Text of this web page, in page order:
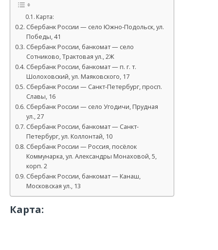
Карта:
Сбербанк России — село Южно-Подольск, ул.
Победы, 41
Сбербанк России, банкомат — село
Сотниково, Трактовая ул., 2Ж
Сбербанк России, банкомат — п. г. т.
Шолоховский, ул. Маяковского, 17
Сбербанк России — Санкт-Петербург, просп.
Славы, 16
Сбербанк России — село Угодичи, Прудная
ул., 27
Сбербанк России, банкомат — Санкт-
Петербург, ул. Коллонтай, 10
Сбербанк России — Россия, посёлок
Коммунарка, ул. Александры Монаховой, 5,
корп. 2
Сбербанк России, банкомат — Канаш,
Московская ул., 13
Карта: